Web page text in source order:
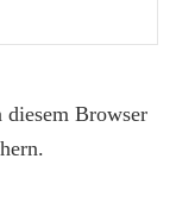
Browser